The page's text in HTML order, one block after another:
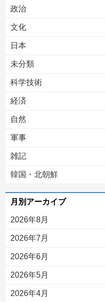
政治
文化
日本
未分類
科学技術
経済
自然
軍事
雑記
韓国・北朝鮮
月別アーカイブ
2026年8月
2026年7月
2026年6月
2026年5月
2026年4月